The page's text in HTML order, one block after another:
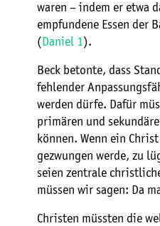
waren – indem er etwa
empfundene Essen der
( Daniel 1).
Beck betonte, dass
fehlender
werden dürfe. Dafür
primären und
können. Wenn ein
gezwungen werde, zu
seien zentrale
müssen wir sagen: Da
Christen müssten die